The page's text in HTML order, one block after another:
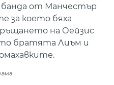
от Манчестър
за което бяха
на Оейзис
братята Лиъм и